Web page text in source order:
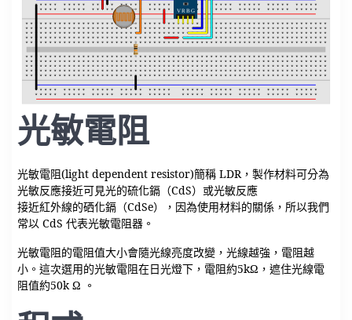
光敏電阻
光敏電阻(light dependent resistor)簡稱 LDR，製作材料可分為
光敏反應接近可見光的硫化鎘（CdS）或光敏反應
接近紅外線的硒化鎘（CdSe），因為使用材料的關係，所以我們
常以 CdS 代表光敏電阻器。
光敏電阻的電阻值大小會隨光線亮度改變，光線越強，電阻越
小。這次選用的光敏電阻在日光燈下，電阻約5kΩ，遮住光線電
阻值約50k Ω 。